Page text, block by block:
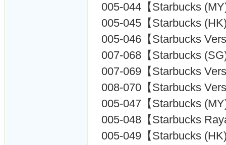
005-044【Starbucks
005-045【Starbucks
005-046【Starbucks
007-068【Starbucks
007-069【Starbucks
008-070【Starbucks
005-047【Starbucks
005-048【Starbucks
005-049【Starbucks